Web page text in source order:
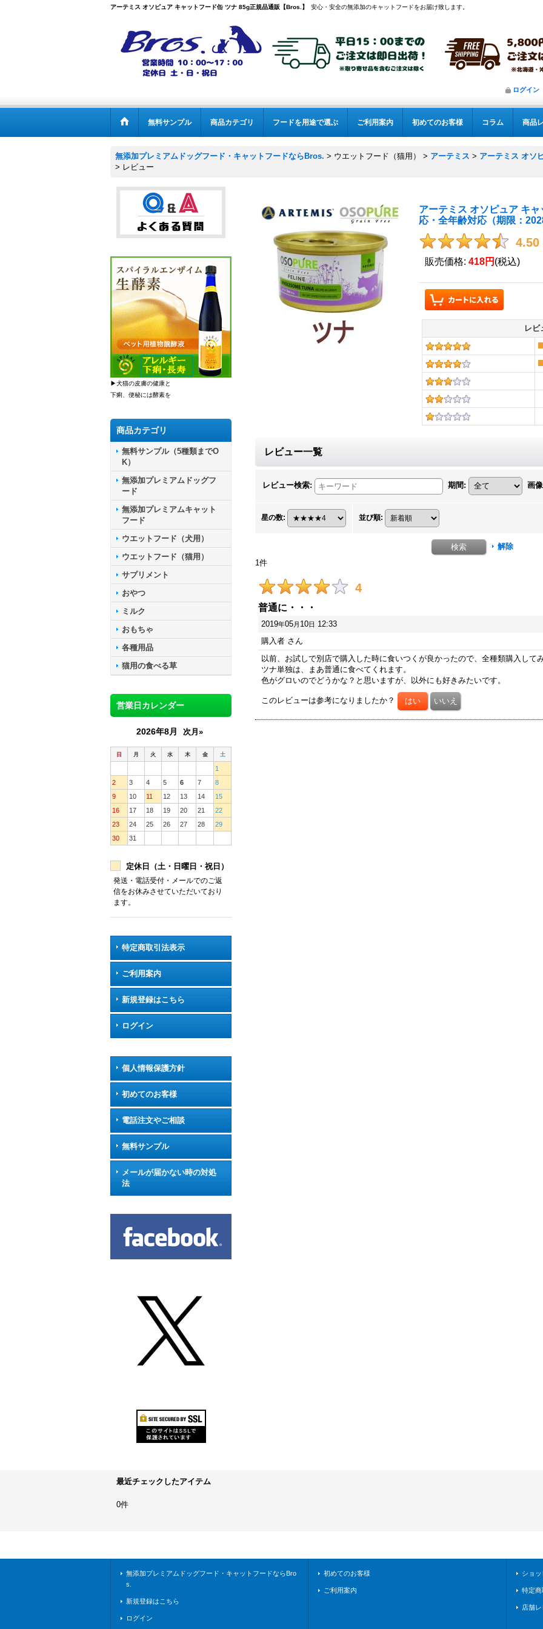
アーテミス オソピュア キャットフード缶 ツナ 85g正規品通販【Bros.】 安心・安全の無添加のキャットフードをお届け致します。
ログイン
無料サンプル 商品カテゴリ フードを用途で選ぶ ご利用案内 初めてのお客様 コラム 商品
無添加プレミアムドッグフード・キャットフードならBros. > ウエットフード（猫用） > アーテミス > アーテミス オソ
> レビュー
▶犬猫の皮膚の健康と
下痢、便秘には酵素を
商品カテゴリ
無料サンプル（5種類までO
K）
無添加プレミアムドッグフ
ード
無添加プレミアムキャット
フード
ウエットフード（犬用）
ウエットフード（猫用）
サプリメント
おやつ
ミルク
おもちゃ
各種用品
猫用の食べる草
営業日カレンダー
2026年8月 次月»
日 月 火 水 木 金 土
1
2
3 4 5 6 7
8
9
10 11 12 13 14
15
16
17 18 19 20 21
22
23
24 25 26 27 28
29
30
31
定休日（土・日曜日・祝日）
発送・電話受付・メールでのご返
信をお休みさせていただいており
ます。
特定商取引法表示
ご利用案内
新規登録はこちら
ログイン
個人情報保護方針
初めてのお客様
電話注文やご相談
無料サンプル
メールが届かない時の対処
法
アーテミス オソピュア キ
応・全年齢対応（期限：
4.50
販売価格: 418円 (税込)
レビ
レビュー一覧
レビュー検索: 期間 : 画像
星の数: 並び順:
解除
1件
4
普通に・・・
2019年05月 10日 12:33
購入者 さん
以前、お試しで別店で購入した時に食いつくが良かったので、全種類購入してみ
ツナ単独は、まあ普通に食べてくれます。
色がグロいのでどうかな？と思いますが、以外にも好きみたいです。
このレビューは参考になりましたか？
最近チェックしたアイテム
0件
無添加プレミアムドッグフード・キャットフードならBro
s.
新規登録はこちら
ログイン
初めてのお客様
ご利用案内
ショ
特定
店舗